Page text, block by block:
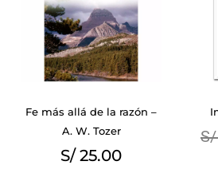
Fe más allá de la razón –
A. W. Tozer
S/25.00
S/